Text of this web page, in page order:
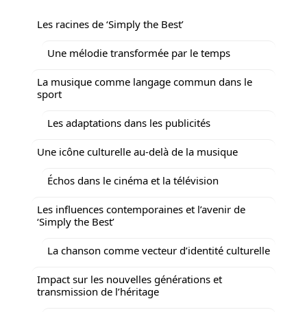
Les racines de ‘Simply the Best’
Une mélodie transformée par le temps
La musique comme langage commun dans le
sport
Les adaptations dans les publicités
Une icône culturelle au-delà de la musique
Échos dans le cinéma et la télévision
Les influences contemporaines et l’avenir de
‘Simply the Best’
La chanson comme vecteur d’identité culturelle
Impact sur les nouvelles générations et
transmission de l’héritage